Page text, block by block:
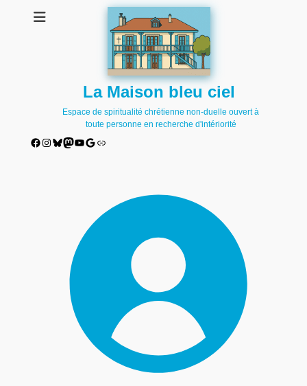
La Maison bleu ciel
Espace de spiritualité chrétienne non-duelle ouvert à
toute personne en recherche d'intériorité
Facebook
Instagram
Bluesky
Mastodon
YouTube
Google
Lien